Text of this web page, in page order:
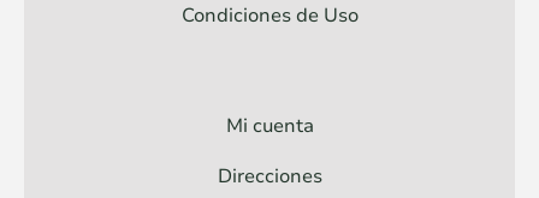
Condiciones de Uso
Mi cuenta
Direcciones